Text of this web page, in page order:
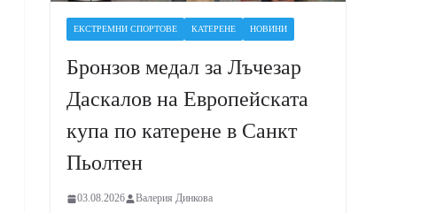
ЕКСТРЕМНИ СПОРТОВЕ КАТЕРЕНЕ НОВИНИ
Бронзов медал за Лъчезар
Даскалов на Европейската
купа по катерене в Санкт
Пьолтен
03.08.2026 Валерия Динкова